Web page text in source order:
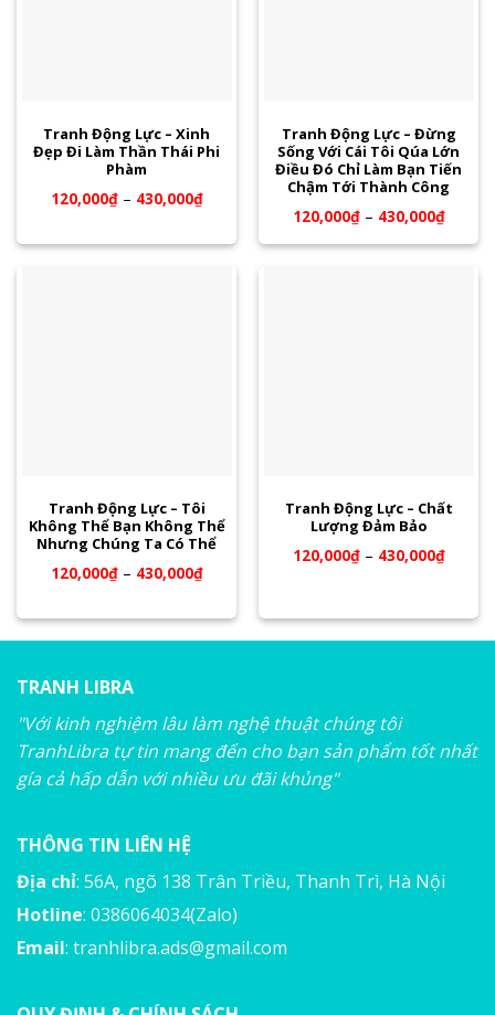
Tranh Động Lực – Xinh
Đẹp Đi Làm Thần Thái Phi
Phàm
120,000₫– 430,000₫
Tranh Động Lực – Đừng
Sống Với Cái Tôi Qúa Lớn
Điều Đó Chỉ Làm Bạn Tiến
Chậm Tới Thành Công
120,000₫– 430,000₫
Tranh Động Lực – Tôi
Không Thể Bạn Không Thể
Nhưng Chúng Ta Có Thể
120,000₫– 430,000₫
Tranh Động Lực – Chất
Lượng Đảm Bảo
120,000₫– 430,000₫
TRANH LIBRA
"Với kinh nghiệm lâu làm nghệ thuật chúng tôi
TranhLibra tự tin mang đến cho bạn sản phẩm tốt nhất
gía cả hấp dẫn với nhiều ưu đãi khủng"
THÔNG TIN LIÊN HỆ
Địa chỉ: 56A, ngõ 138 Trân Triều, Thanh Trì, Hà Nội
Hotline: 0386064034(Zalo)
Email: tranhlibra.ads@gmail.com